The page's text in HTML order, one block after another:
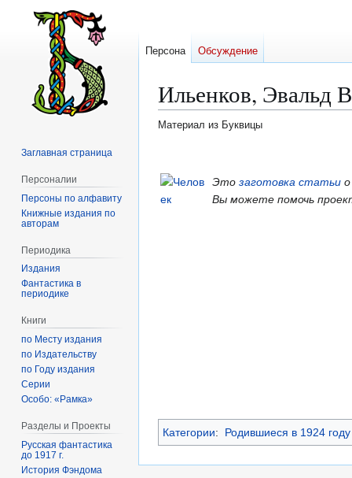
Ильенков, Эвальд
Материал из Буквицы
к
навигации
к
поиску
Это заготовка статьи
Вы можете помочь
Категории: Родившиеся в 1924 году
Персона Обсуждение
Заглавная страница
Персоналии
Персоны по алфавиту
Книжные издания по
авторам
Периодика
Издания
Фантастика в
периодике
Книги
по Месту издания
по Издательству
по Году издания
Серии
Особо: «Рамка»
Разделы и Проекты
Русская фантастика
до 1917 г.
История Фэндома